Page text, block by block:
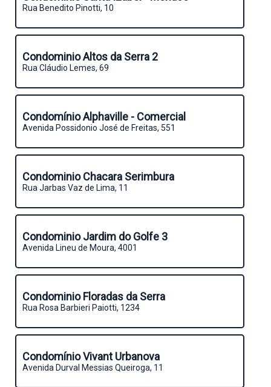
Rua Benedito Pinotti, 10
Condominio Altos da Serra 2
Rua Cláudio Lemes, 69
Condomínio Alphaville - Comercial
Avenida Possidonio José de Freitas, 551
Condominio Chacara Serimbura
Rua Jarbas Vaz de Lima, 11
Condominio Jardim do Golfe 3
Avenida Lineu de Moura, 4001
Condominio Floradas da Serra
Rua Rosa Barbieri Paiotti, 1234
Condomínio Vivant Urbanova
Avenida Durval Messias Queiroga, 11